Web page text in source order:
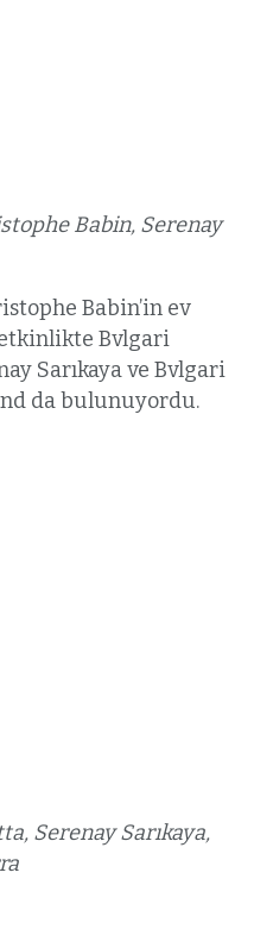
Babin, Serenay
Babin’in ev
Bvlgari
Sarıkaya ve Bvlgari
da bulunuyordu.
Serenay Sarıkaya,